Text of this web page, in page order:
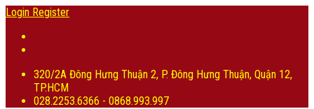
Login Register
320/2A Đông Hưng Thuận 2, P. Đông Hưng Thuận, Quận 12,
TP.HCM
028.2253.6366 - 0868.993.997